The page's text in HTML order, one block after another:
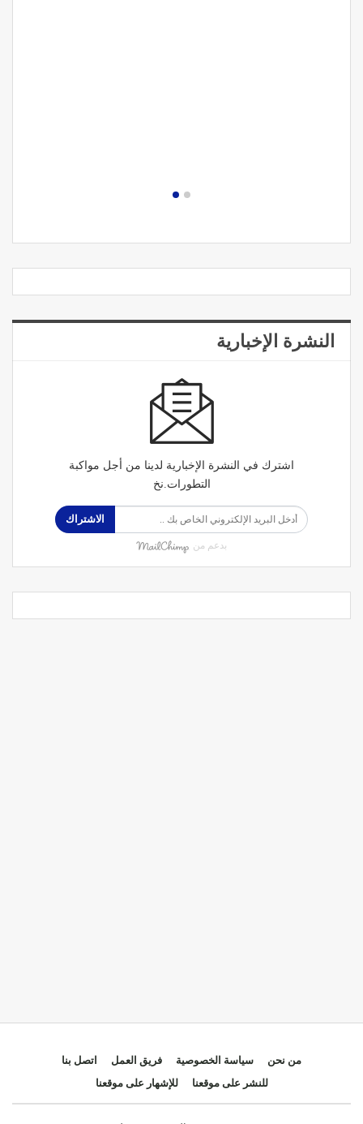
النشرة الإخبارية
اشترك في النشرة الإخبارية لدينا من أجل مواكبة
التطورات.نخ
الاشتراك
بدعم من
من نحن سياسة الخصوصية فريق العمل
اتصل بنا
للنشر على موقعنا
للإشهار على موقعنا